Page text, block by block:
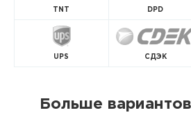
TNT DPD
UPS СДЭК
Больше